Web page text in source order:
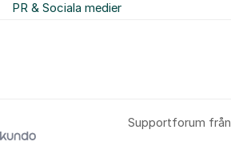
PR & Sociala medier
Supportforum från